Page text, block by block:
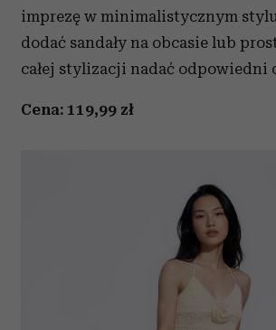
imprezę w minimalistycznym
dodać sandały na obcasie lub
całej stylizacji nadać odpowiedni
Cena: 119,99 zł